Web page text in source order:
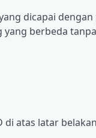
dicapai
berbeda
atas latar